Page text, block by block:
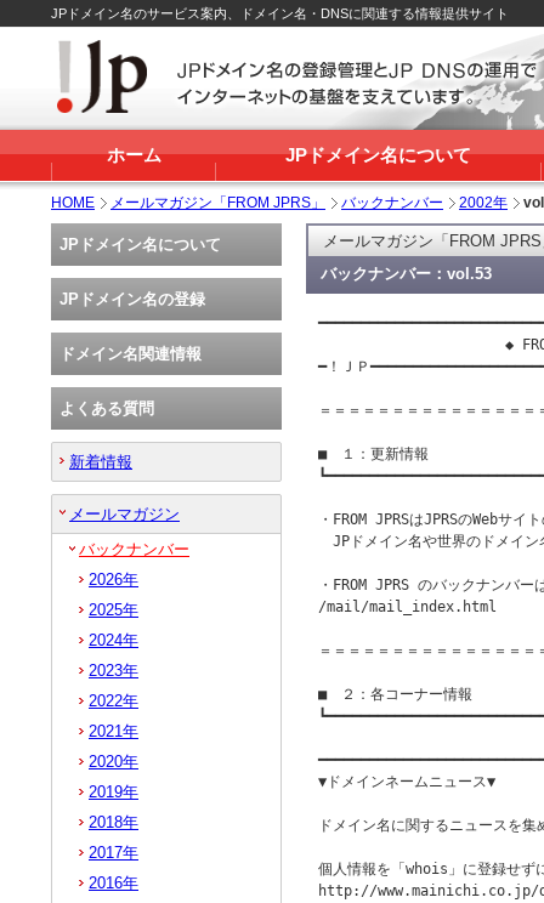
JPドメイン名のサービス案内、ドメイン名・DNSに関連する情報提供サイト
ホーム JPドメイン名について
HOME メールマガジン「FROM JPRS」 バックナンバー 2002年
メールマガジン「FROM
バックナンバー：vol.53
━！ＪＰ
＝＝＝＝＝＝＝＝＝＝＝＝＝＝
■　１：更新情報
・FROM JPRSはJPRSのWebサ
JPドメイン名や世界のドメイン
・FROM JPRS のバックナンバー
/mail/mail_index.html
＝＝＝＝＝＝＝＝＝＝＝＝＝＝
■　２：各コーナー情報
▼ドメインネームニュー
ドメイン名に関するニュースを集
個人情報を「whois」に登録せず
http://www.mainichi.co.jp/
JPドメイン名について
JPドメイン名の登録
ドメイン名関連情報
よくある質問
新着情報
メールマガジン
バックナンバー
2026年
2025年
2024年
2023年
2022年
2021年
2020年
2019年
2018年
2017年
2016年